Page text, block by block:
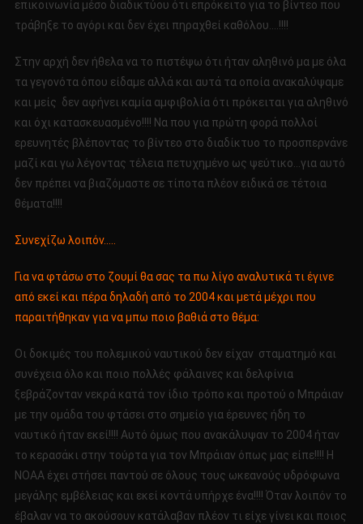
επικοινωνία μέσο διαδικτύου ότι επρόκειτο για το βίντεο που
τράβηξε το αγόρι και δεν έχει πηραχθεί καθόλου….!!!!
Στην αρχή δεν ήθελα να το πιστέψω ότι ήταν αληθινό μα με όλα
τα γεγονότα όπου είδαμε αλλά και αυτά τα οποία ανακαλύψαμε
και μείς δεν αφήνει καμία αμφιβολία ότι πρόκειται για αληθινό
και όχι κατασκευασμένο!!!! Να που για πρώτη φορά πολλοί
ερευνητές βλέποντας το βίντεο στο διαδίκτυο το προσπερνάνε
μαζί και γω λέγοντας τέλεια πετυχημένο ως ψεύτικο…για αυτό
δεν πρέπει να βιαζόμαστε σε τίποτα πλέον ειδικά σε τέτοια
θέματα!!!!
Συνεχίζω λοιπόν…..
Για να φτάσω στο ζουμί θα σας τα πω λίγο αναλυτικά τι έγινε
από εκεί και πέρα δηλαδή από το 2004 και μετά μέχρι που
παραιτήθηκαν για να μπω ποιο βαθιά στο θέμα:
Οι δοκιμές του πολεμικού ναυτικού δεν είχαν σταματημό και
συνέχεια όλο και ποιο πολλές φάλαινες και δελφίνια
ξεβράζονταν νεκρά κατά τον ίδιο τρόπο και προτού ο Μπράιαν
με την ομάδα του φτάσει στο σημείο για έρευνες ήδη το
ναυτικό ήταν εκεί!!!! Αυτό όμως που ανακάλυψαν το 2004 ήταν
το κερασάκι στην τούρτα για τον Μπράιαν όπως μας είπε!!!! Η
ΝΟΑΑ έχει στήσει παντού σε όλους τους ωκεανούς υδρόφωνα
μεγάλης εμβέλειας και εκεί κοντά υπήρχε ένα!!!! Όταν λοιπόν το
έβαλαν να το ακούσουν κατάλαβαν πλέον τι είχε γίνει και ποιος